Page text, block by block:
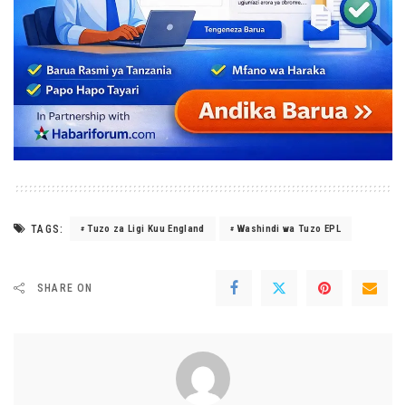
TAGS: Tuzo za Ligi Kuu England Washindi wa Tuzo EPL
SHARE ON